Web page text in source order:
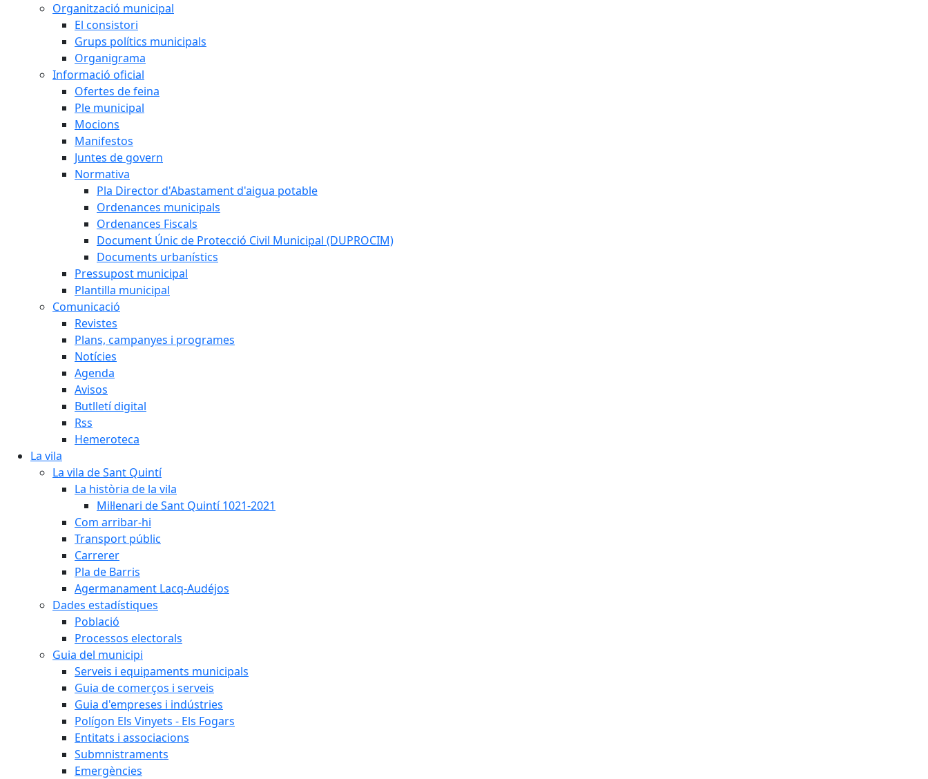
Organització municipal
El consistori
Grups polítics municipals
Organigrama
Informació oficial
Ofertes de feina
Ple municipal
Mocions
Manifestos
Juntes de govern
Normativa
Pla Director d'Abastament d'aigua potable
Ordenances municipals
Ordenances Fiscals
Document Únic de Protecció Civil Municipal (DUPROCIM)
Documents urbanístics
Pressupost municipal
Plantilla municipal
Comunicació
Revistes
Plans, campanyes i programes
Notícies
Agenda
Avisos
Butlletí digital
Rss
Hemeroteca
La vila
La vila de Sant Quintí
La història de la vila
Mil·lenari de Sant Quintí 1021-2021
Com arribar-hi
Transport públic
Carrerer
Pla de Barris
Agermanament Lacq-Audéjos
Dades estadístiques
Població
Processos electorals
Guia del municipi
Serveis i equipaments municipals
Guia de comerços i serveis
Guia d'empreses i indústries
Polígon Els Vinyets - Els Fogars
Entitats i associacions
Submnistraments
Emergències